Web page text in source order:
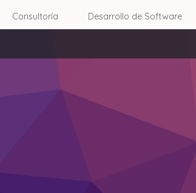
Consultoría Desarrollo de Software